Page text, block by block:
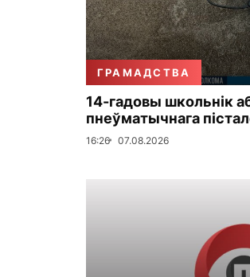
ГРАМАДСТВА
14-гадовы школьнік
пнеўматычнага
16:26 07.08.2026